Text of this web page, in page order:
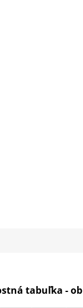
tabuľka -